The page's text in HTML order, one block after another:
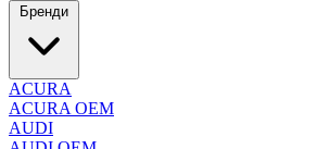
Бренди
ACURA
ACURA OEM
AUDI